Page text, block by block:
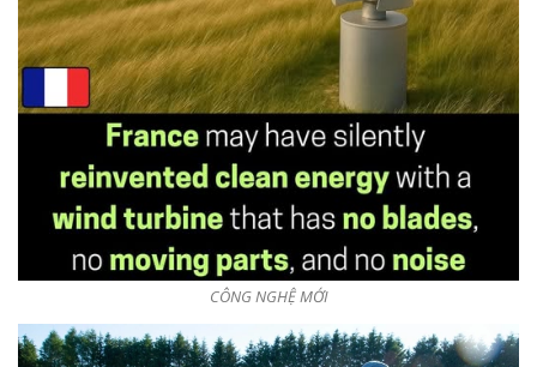
CÔNG NGHỆ MỚI